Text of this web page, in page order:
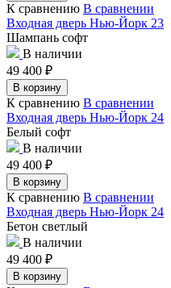
К сравнению В сравнении
Входная дверь Нью-Йорк 23
Шампань софт
В наличии
49 400 ₽
В корзину
К сравнению В сравнении
Входная дверь Нью-Йорк 24
Белый софт
В наличии
49 400 ₽
В корзину
К сравнению В сравнении
Входная дверь Нью-Йорк 24
Бетон светлый
В наличии
49 400 ₽
В корзину